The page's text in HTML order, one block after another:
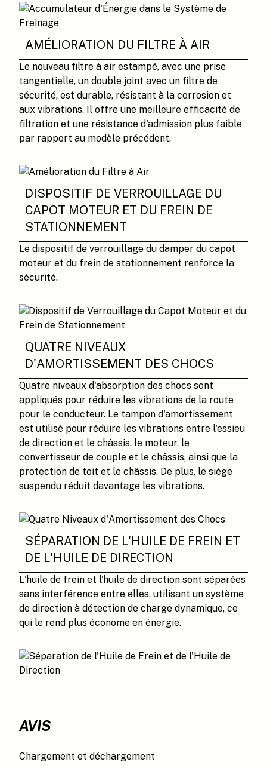
AMÉLIORATION DU FILTRE À AIR
Le nouveau filtre à air estampé, avec une prise
tangentielle, un double joint avec un filtre de
sécurité, est durable, résistant à la corrosion et
aux vibrations. Il offre une meilleure efficacité de
filtration et une résistance d'admission plus faible
par rapport au modèle précédent.
DISPOSITIF DE VERROUILLAGE DU
CAPOT MOTEUR ET DU FREIN DE
STATIONNEMENT
Le dispositif de verrouillage du damper du capot
moteur et du frein de stationnement renforce la
sécurité.
QUATRE NIVEAUX
D'AMORTISSEMENT DES CHOCS
Quatre niveaux d'absorption des chocs sont
appliqués pour réduire les vibrations de la route
pour le conducteur. Le tampon d'amortissement
est utilisé pour réduire les vibrations entre l'essieu
de direction et le châssis, le moteur, le
convertisseur de couple et le châssis, ainsi que la
protection de toit et le châssis. De plus, le siège
suspendu réduit davantage les vibrations.
SÉPARATION DE L'HUILE DE FREIN ET
DE L'HUILE DE DIRECTION
L'huile de frein et l'huile de direction sont séparées
sans interférence entre elles, utilisant un système
de direction à détection de charge dynamique, ce
qui le rend plus économe en énergie.
AVIS
Chargement et déchargement